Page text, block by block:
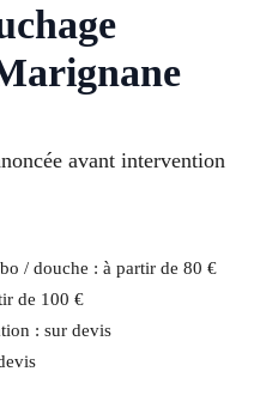
avant intervention
/ douche : à partir de 80 €
de 100 €
: sur devis